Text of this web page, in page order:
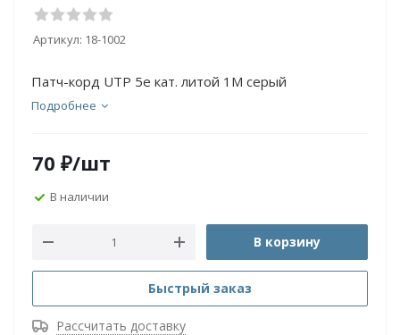
Артикул: 18-1002
Патч-корд UTP 5e кат. литой 1М серый
Подробнее
70 ₽/шт
В наличии
В корзину
Быстрый заказ
Рассчитать доставку